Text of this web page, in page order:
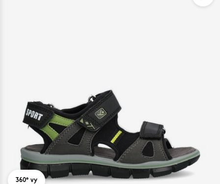
360° vy